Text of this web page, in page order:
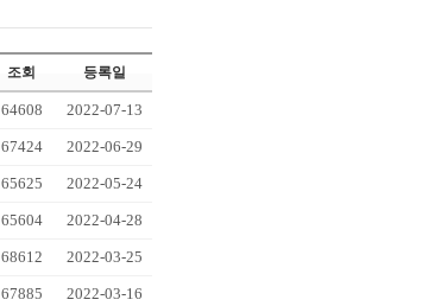
조회 등록일
64608 2022-07-13
67424 2022-06-29
65625 2022-05-24
65604 2022-04-28
68612 2022-03-25
67885 2022-03-16